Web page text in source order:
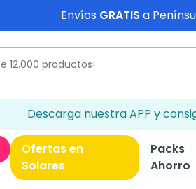
Envíos GRATIS a
Descarga nuestra APP y
Ofertas en
Solares
Packs
Ahorro